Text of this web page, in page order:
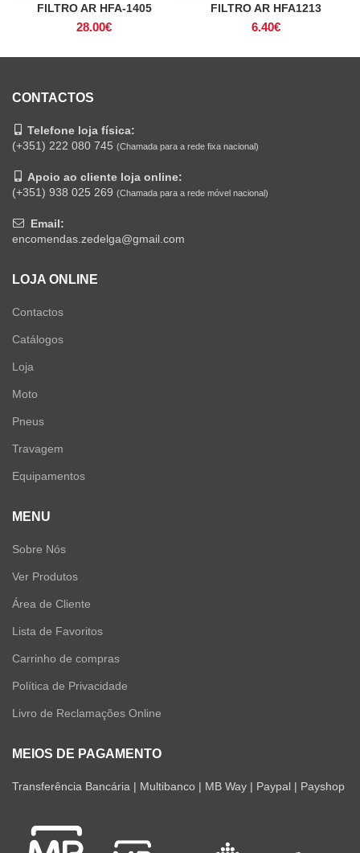
FILTRO AR HFA-1405
28.00€
FILTRO AR HFA1213
6.40€
CONTACTOS
Telefone loja física:
(+351) 222 080 745 (Chamada para a rede fixa nacional)
Apoio ao cliente loja online:
(+351) 938 025 269 (Chamada para a rede móvel nacional)
Email:
encomendas.zedelga@gmail.com
LOJA ONLINE
Contactos
Catálogos
Loja
Moto
Pneus
Travagem
Equipamentos
MENU
Sobre Nós
Ver Produtos
Área de Cliente
Lista de Favoritos
Carrinho de compras
Política de Privacidade
Livro de Reclamações Online
MEIOS DE PAGAMENTO
Transferência Bancária | Multibanco | MB Way | Paypal | Payshop